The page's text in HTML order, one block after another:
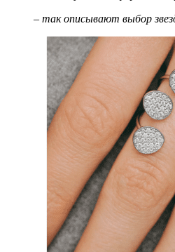
– так описывают выбор